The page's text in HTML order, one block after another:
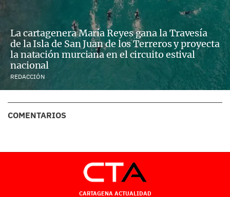
La cartagenera María Reyes gana la Travesía
de la Isla de San Juan de los Terreros y proyecta
la natación murciana en el circuito estival
nacional
REDACCIÓN
COMENTARIOS
CARTAGENA ACTUALIDAD